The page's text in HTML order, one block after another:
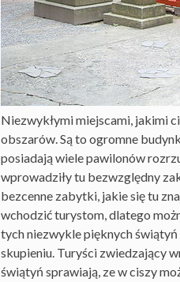
Niezwykłymi miejscami, jakimi
obszarów. Są to ogromne
posiadają wiele pawilonów
wprowadziły tu bezwzględny
bezcenne zabytki, jakie się tu
wchodzić turystom, dlatego
tych niezwykle pięknych
skupieniu. Turyści zwiedzający
świątyń sprawiają, ze w ciszy